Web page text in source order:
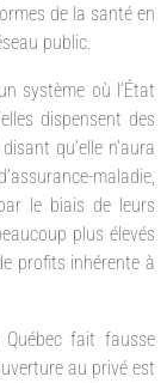
de la santé en
public.
système où l’État
dispensent des
qu’elle n’aura
maladie,
le biais de leurs
plus élevés
profits inhérente à
fait fausse
au privé est